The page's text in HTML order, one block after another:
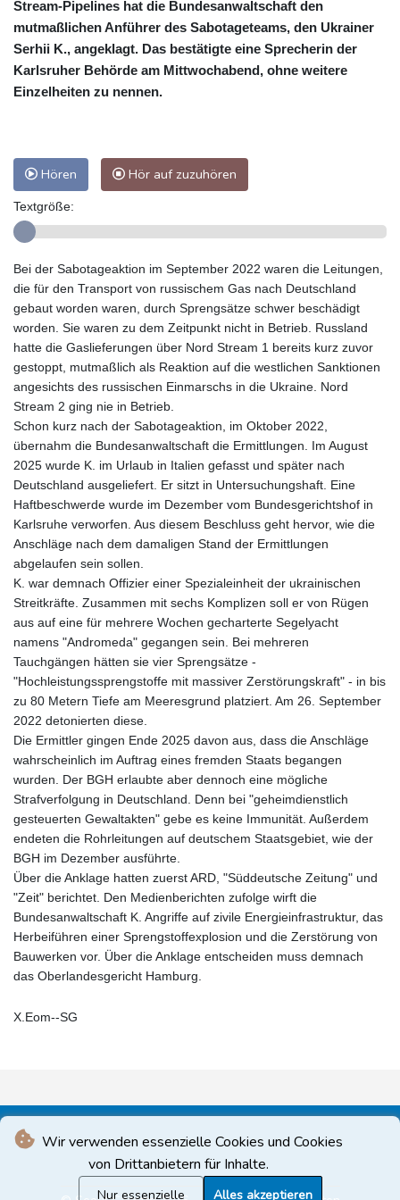
Wir verwenden essenzielle Cookies und Cookies
von Drittanbietern für Inhalte.
Nur essenzielle Alles akzeptieren
Stream-Pipelines hat die Bundesanwaltschaft den
mutmaßlichen Anführer des Sabotageteams, den Ukrainer
Serhii K., angeklagt. Das bestätigte eine Sprecherin der
Karlsruher Behörde am Mittwochabend, ohne weitere
Einzelheiten zu nennen.
Hören Hör auf zuzuhören
Textgröße:
Bei der Sabotageaktion im September 2022 waren die Leitungen,
die für den Transport von russischem Gas nach Deutschland
gebaut worden waren, durch Sprengsätze schwer beschädigt
worden. Sie waren zu dem Zeitpunkt nicht in Betrieb. Russland
hatte die Gaslieferungen über Nord Stream 1 bereits kurz zuvor
gestoppt, mutmaßlich als Reaktion auf die westlichen Sanktionen
angesichts des russischen Einmarschs in die Ukraine. Nord
Stream 2 ging nie in Betrieb.
Schon kurz nach der Sabotageaktion, im Oktober 2022,
übernahm die Bundesanwaltschaft die Ermittlungen. Im August
2025 wurde K. im Urlaub in Italien gefasst und später nach
Deutschland ausgeliefert. Er sitzt in Untersuchungshaft. Eine
Haftbeschwerde wurde im Dezember vom Bundesgerichtshof in
Karlsruhe verworfen. Aus diesem Beschluss geht hervor, wie die
Anschläge nach dem damaligen Stand der Ermittlungen
abgelaufen sein sollen.
K. war demnach Offizier einer Spezialeinheit der ukrainischen
Streitkräfte. Zusammen mit sechs Komplizen soll er von Rügen
aus auf eine für mehrere Wochen gecharterte Segelyacht
namens "Andromeda" gegangen sein. Bei mehreren
Tauchgängen hätten sie vier Sprengsätze -
"Hochleistungssprengstoffe mit massiver Zerstörungskraft" - in bis
zu 80 Metern Tiefe am Meeresgrund platziert. Am 26. September
2022 detonierten diese.
Die Ermittler gingen Ende 2025 davon aus, dass die Anschläge
wahrscheinlich im Auftrag eines fremden Staats begangen
wurden. Der BGH erlaubte aber dennoch eine mögliche
Strafverfolgung in Deutschland. Denn bei "geheimdienstlich
gesteuerten Gewaltakten" gebe es keine Immunität. Außerdem
endeten die Rohrleitungen auf deutschem Staatsgebiet, wie der
BGH im Dezember ausführte.
Über die Anklage hatten zuerst ARD, "Süddeutsche Zeitung" und
"Zeit" berichtet. Den Medienberichten zufolge wirft die
Bundesanwaltschaft K. Angriffe auf zivile Energieinfrastruktur, das
Herbeiführen einer Sprengstoffexplosion und die Zerstörung von
Bauwerken vor. Über die Anklage entscheiden muss demnach
das Oberlandesgericht Hamburg.
X.Eom--SG